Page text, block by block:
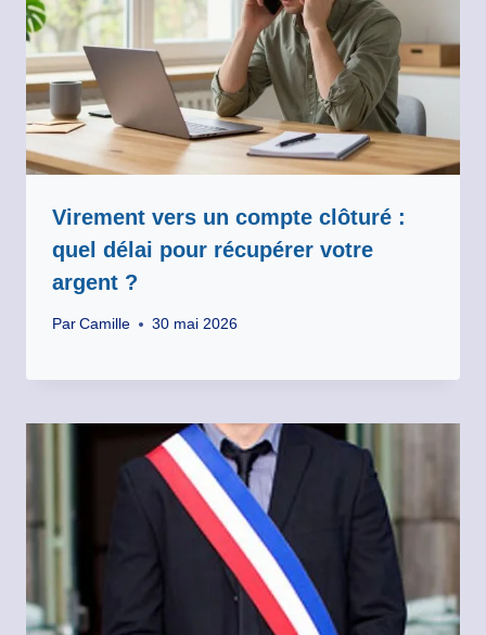
Virement vers un compte clôturé :
quel délai pour récupérer votre
argent ?
Par Camille 30 mai 2026